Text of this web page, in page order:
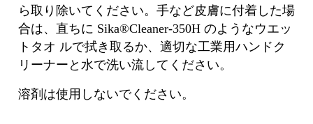
ら取り除いてください。⼿など⽪膚に付着した場
合は、直ちに Sika®Cleaner-350H のようなウエッ
トタオ ルで拭き取るか、適切な⼯業⽤ハンドク
リーナーと⽔で洗い流してください。
溶剤は使⽤しないでください。